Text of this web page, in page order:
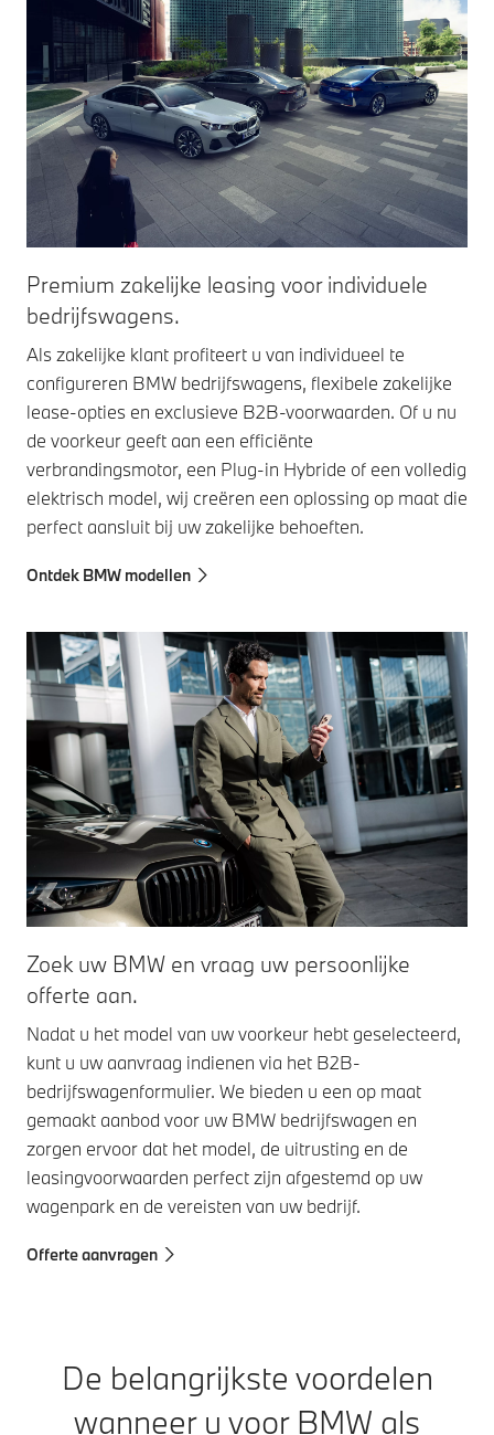
Premium zakelijke leasing voor individuele
bedrijfswagens.
Als zakelijke klant profiteert u van individueel te
configureren BMW bedrijfswagens, flexibele zakelijke
lease-opties en exclusieve B2B-voorwaarden. Of u nu
de voorkeur geeft aan een efficiënte
verbrandingsmotor, een Plug-in Hybride of een volledig
elektrisch model, wij creëren een oplossing op maat die
perfect aansluit bij uw zakelijke behoeften.
Ontdek BMW modellen
Zoek uw BMW en vraag uw persoonlijke
offerte aan.
Nadat u het model van uw voorkeur hebt geselecteerd,
kunt u uw aanvraag indienen via het B2B-
bedrijfswagenformulier. We bieden u een op maat
gemaakt aanbod voor uw BMW bedrijfswagen en
zorgen ervoor dat het model, de uitrusting en de
leasingvoorwaarden perfect zijn afgestemd op uw
wagenpark en de vereisten van uw bedrijf.
Offerte aanvragen
De belangrijkste voordelen
wanneer u voor BMW als